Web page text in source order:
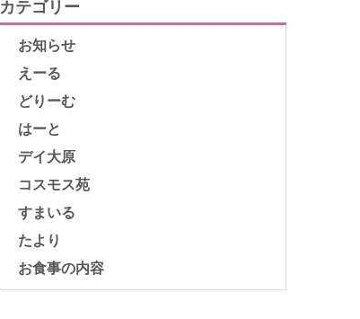
カテゴリー
お知らせ
えーる
どりーむ
はーと
デイ大原
コスモス苑
すまいる
たより
お食事の内容